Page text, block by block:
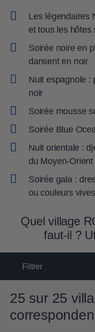
Les légendaires
et tous les hôtes
Soirée noire en
dansent en noir
Nuit espagnole :
noir
Soirée mousse
Soirée Blue
Nuit orientale :
du Moyen-Orient
Soirée gala :
ou couleurs vives
Quel village
faut-il ?
Filtrer
25 sur 25